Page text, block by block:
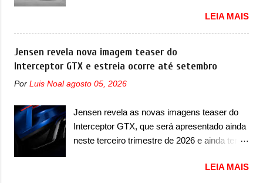
design ainda mais Mad Max – algo
característico da Rezvani. Junto com as
imagens, a marca já confirmou que o Dune
será um carro muito exclusivo. Ao todo,
serão apenas sete unidades produzidas...
Ele será equipado com um motor V10
Supercharger capaz de desenvolver cerca de
800cv que separou a performance exótica da
24 de outubro de 2025 que envolve os
proprietários da Strada no Brasil. O chamado
envolve unidades com ano/modelo 2026 da
picape compacta e envolve todas as versões
unidades afetadas precisam retornar a uma
airbag do motorista, que precisará ser
substituído porque pode ter sido produzido de
forma errada. O serviço já pode ser
marca, sem custo. Em comunicado, a Fiat
LEIA MAIS
Jensen revela nova imagem teaser do
Interceptor GTX e estreia ocorre até setembro
Por Luis Noal agosto 05, 2026
Jensen revela as novas imagens teaser do
Interceptor GTX, que será apresentado ainda
neste terceiro trimestre de 2026 e ainda terá
Jensen International Automotive (abreviação
LEIA MAIS